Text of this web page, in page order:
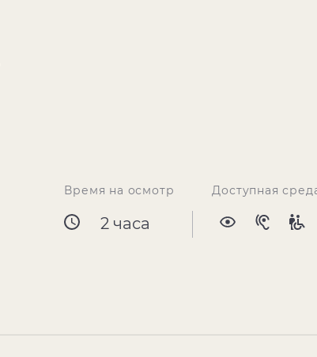
Время на осмотр
2 часа
Доступная